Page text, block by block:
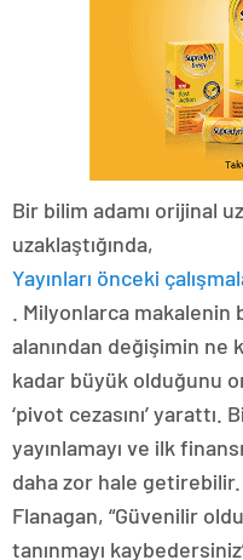
Bir bilim adamı orijinal
uzaklaştığında,
Yayınları önceki
. Milyonlarca makalenin
alanından değişimin ne
kadar büyük olduğunu
‘pivot cezasını’
yayınlamayı ve ilk
daha zor hale
Flanagan, “Güvenilir
tanınmayı